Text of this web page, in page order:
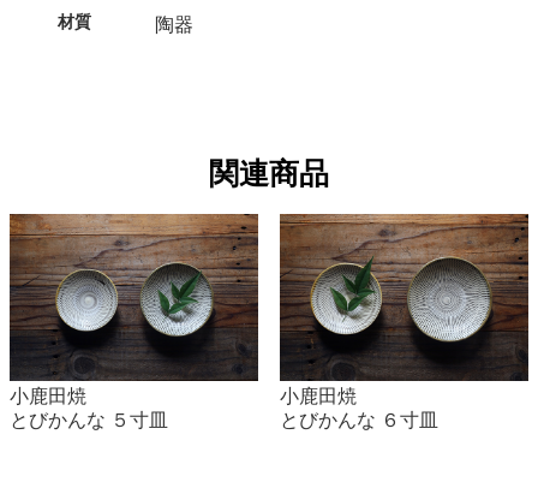
材質 陶器
関連商品
小鹿田焼
とびかんな ５寸皿
小鹿田焼
とびかんな ６寸皿